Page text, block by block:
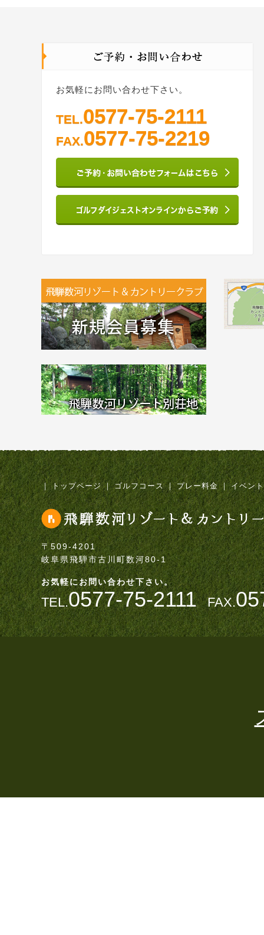
お気軽にお問い合わせ下さい。
TEL.0577-75-2111
FAX.0577-75-2219
｜ トップページ ｜ ゴルフコース ｜ プレー料金 ｜ イベン
〒509-4201
岐阜県飛騨市古川町数河80-1
お気軽にお問い合わせ下さい。
TEL.0577-75-2111 FAX.